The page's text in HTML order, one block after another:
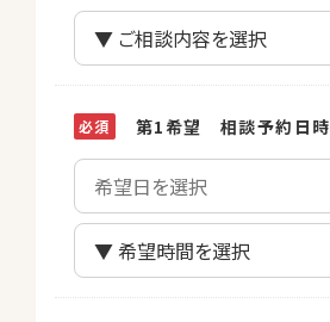
第1希望 相談予約日時